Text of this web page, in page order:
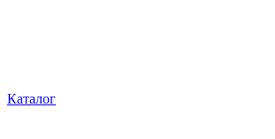
Каталог